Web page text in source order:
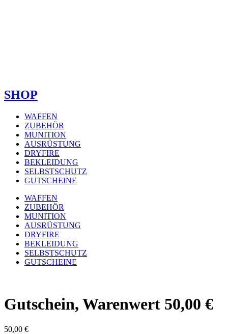
SHOP
WAFFEN
ZUBEHÖR
MUNITION
AUSRÜSTUNG
DRYFIRE
BEKLEIDUNG
SELBSTSCHUTZ
GUTSCHEINE
WAFFEN
ZUBEHÖR
MUNITION
AUSRÜSTUNG
DRYFIRE
BEKLEIDUNG
SELBSTSCHUTZ
GUTSCHEINE
Gutschein, Warenwert 50,00 €
50,00 €